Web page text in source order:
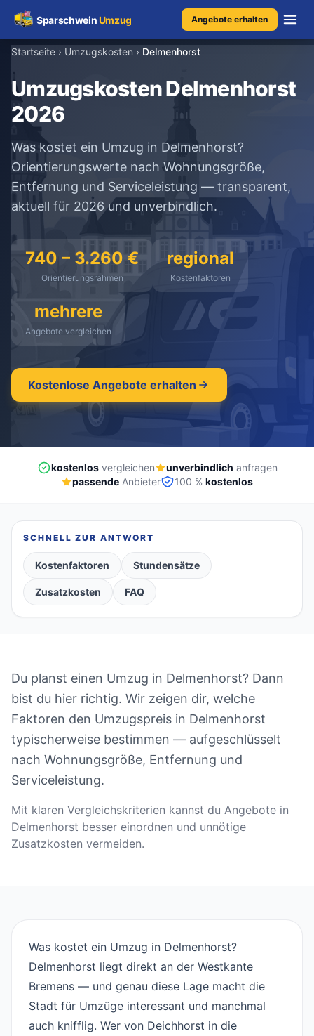
SparschweinUmzug Angebote erhalten
Umzugskosten
Kostenrechner
Ratgeber
Kostenlose Beratung
+49 1579 2639409
kostenlos unverbindlich 100% kostenlos
Startseite › Umzugskosten › Delmenhorst
Umzugskosten Delmenhorst
2026
Was kostet ein Umzug in Delmenhorst?
Orientierungswerte nach Wohnungsgröße,
Entfernung und Serviceleistung — transparent,
aktuell für 2026 und unverbindlich.
740 – 3.260 €
Orientierungsrahmen
regional
Kostenfaktoren
mehrere
Angebote vergleichen
Kostenlose Angebote erhalten
kostenlosvergleichen unverbindlich anfragen
passende Anbieter 100 % kostenlos
SCHNELL ZUR ANTWORT
Kostenfaktoren Stundensätze
Zusatzkosten FAQ
Du planst einen Umzug in Delmenhorst? Dann
bist du hier richtig. Wir zeigen dir, welche
Faktoren den Umzugspreis in Delmenhorst
typischerweise bestimmen — aufgeschlüsselt
nach Wohnungsgröße, Entfernung und
Serviceleistung.
Mit klaren Vergleichskriterien kannst du Angebote in
Delmenhorst besser einordnen und unnötige
Zusatzkosten vermeiden.
Was kostet ein Umzug in Delmenhorst?
Delmenhorst liegt direkt an der Westkante
Bremens — und genau diese Lage macht die
Stadt für Umzüge interessant und manchmal
auch knifflig. Wer von Deichhorst in die